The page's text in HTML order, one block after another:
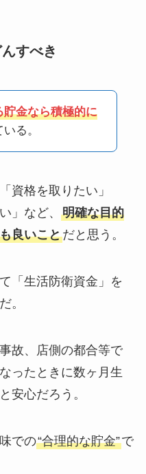
すべき
貯金なら積極的に
る。
資格を取りたい」
」など、 明確な目的
良いことだと思う。
「生活防衛資金」を
。
故、店側の都合等で
ったときに数ヶ月生
安心だろう。
での“合理的な貯金”で